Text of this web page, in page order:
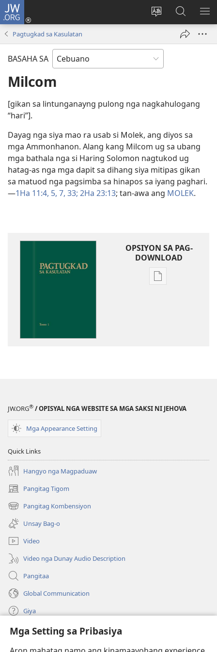
Mga Setting sa Pribasiya
JW.ORG
Ilisi
pinulongan
sa
site
Log
ug
Pangitaa
sa
JW.ORG
Pagtugkad sa Kasulatan
BASAHA SA
Milcom
[gikan sa lintunganayng pulong nga nagkahulogang
“hari”].
Dayag nga siya mao ra usab si Molek, ang diyos sa
mga Ammonhanon. Alang kang Milcom ug sa ubang
mga bathala nga si Haring Solomon nagtukod ug
hatag-as nga mga dapit sa dihang siya mitipas gikan
sa matuod nga pagsimba sa hinapos sa iyang paghari.​
—1Ha 11:​4, 5, 7, 33; 2Ha 23:13; tan-awa ang MOLEK.
OPSIYON SA PAG-
DOWNLOAD
Opsiyon
JW.ORG® / OPISYAL NGA WEBSITE SA MGA SAKSI NI JEHOVA
Mga Appearance Setting
Quick Links
Hangyo nga Magpaduaw
Pangitag Tigom
(mo-
open
ug
bag-
ong
window)
Pangitag Kombensiyon
(mo-
open
ug
bag-
ong
window)
Unsay Bag-o
Video
Video nga Dunay Audio Description
Pangitaa
Global Communication
Giya
Donasyon
(mo-
open